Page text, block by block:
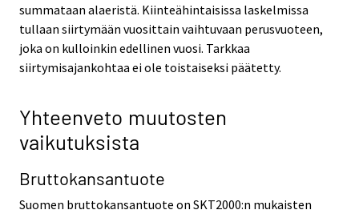
summataan alaeristä. Kiinteähintaisissa laskelmissa
tullaan siirtymään vuosittain vaihtuvaan perusvuoteen,
joka on kulloinkin edellinen vuosi. Tarkkaa
siirtymisajankohtaa ei ole toistaiseksi päätetty.
Yhteenveto muutosten
vaikutuksista
Bruttokansantuote
Suomen bruttokansantuote on SKT2000:n mukaisten